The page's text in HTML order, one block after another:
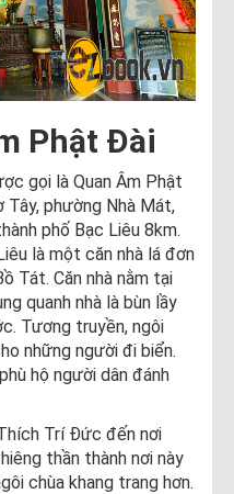
Phật Đài
gọi là Quan Âm Phật
Tây, phường Nhà Mát,
phố Bạc Liêu 8km.
là một căn nhà lá đơn
Tát. Căn nhà nằm tại
quanh nhà là bùn lầy
Tương truyền, ngôi
những người đi biển.
hộ người dân đánh
Trí Đức đến nơi
thần thành nơi này
chùa khang trang hơn.